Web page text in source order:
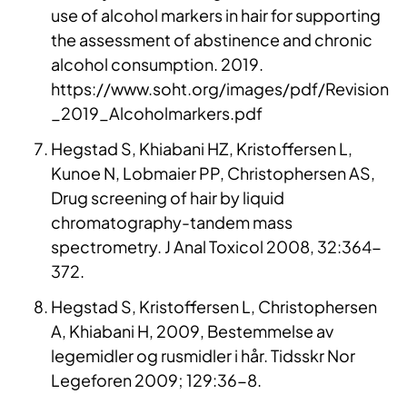
use of alcohol markers in hair for supporting
the assessment of abstinence and chronic
alcohol consumption. 2019.
https://www.soht.org/images/pdf/Revision
_2019_Alcoholmarkers.pdf
Hegstad S, Khiabani HZ, Kristoffersen L,
Kunoe N, Lobmaier PP, Christophersen AS,
Drug screening of hair by liquid
chromatography-tandem mass
spectrometry. J Anal Toxicol 2008, 32:364-
372.
Hegstad S, Kristoffersen L, Christophersen
A, Khiabani H, 2009, Bestemmelse av
legemidler og rusmidler i hår. Tidsskr Nor
Legeforen 2009; 129:36-8.